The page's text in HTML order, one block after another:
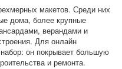
макетов. Среди них
дома, более крупные
верандами и
Для онлайн
он покрывает большую
и ремонта.